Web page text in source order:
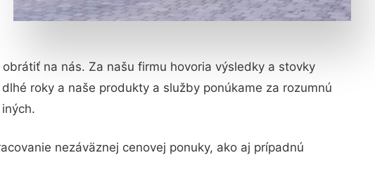
na nás. Za našu firmu hovoria výsledky a stovky
roky a naše produkty a služby ponúkame za rozumnú
iných.
nezáväznej cenovej ponuky, ako aj prípadnú